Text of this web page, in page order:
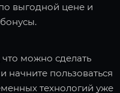
выгодной цене и
что можно сделать
начните пользоваться
технологий уже